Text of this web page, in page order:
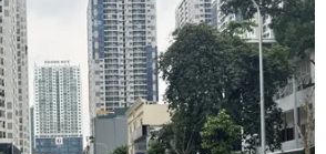
Số người
lên hơn 6.000